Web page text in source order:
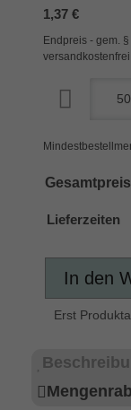
1,37 €
Endpreis - gem.
Lieferzeiten
In den
Erst